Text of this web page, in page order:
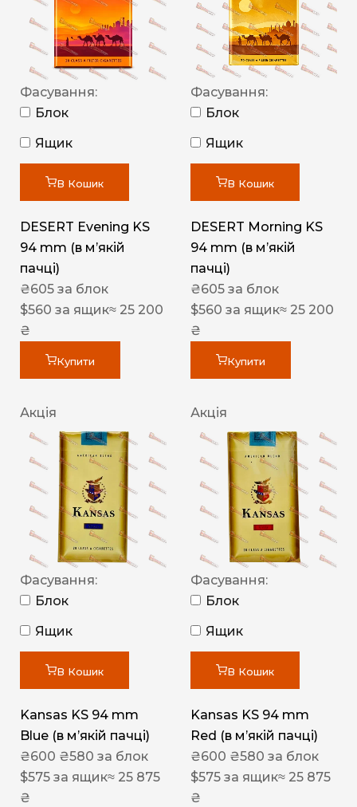
Фасування:
Блок
Ящик
В Кошик
DESERT Evening KS
94 mm (в мʼякій
пачці)
₴605 за блок
$560 за ящик≈ 25 200
₴
Купити
Фасування:
Блок
Ящик
В Кошик
DESERT Morning KS
94 mm (в мʼякій
пачці)
₴605 за блок
$560 за ящик≈ 25 200
₴
Купити
Акція
Фасування:
Блок
Ящик
В Кошик
Kansas KS 94 mm
Blue (в мʼякій пачці)
₴600 ₴580 за блок
$575 за ящик≈ 25 875
₴
Акція
Фасування:
Блок
Ящик
В Кошик
Kansas KS 94 mm
Red (в мʼякій пачці)
₴600 ₴580 за блок
$575 за ящик≈ 25 875
₴